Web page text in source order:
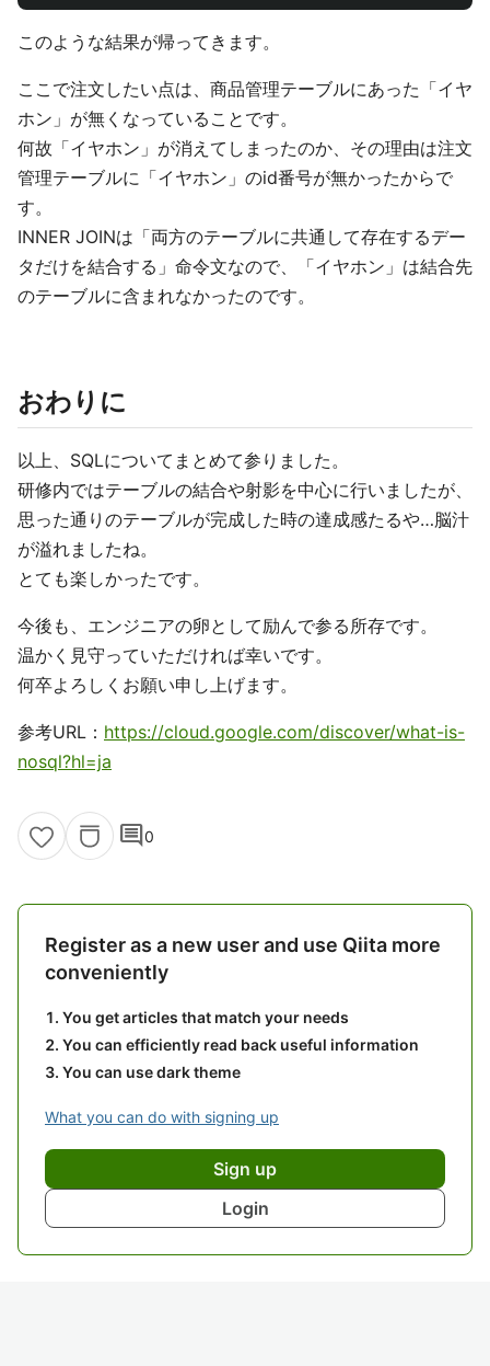
このような結果が帰ってきます。
ここで注文したい点は、商品管理テーブルにあった「イヤ
ホン」が無くなっていることです。
何故「イヤホン」が消えてしまったのか、その理由は注文
管理テーブルに「イヤホン」のid番号が無かったからで
す。
INNER JOINは「両方のテーブルに共通して存在するデー
タだけを結合する」命令文なので、「イヤホン」は結合先
のテーブルに含まれなかったのです。
おわりに
以上、SQLについてまとめて参りました。
研修内ではテーブルの結合や射影を中心に行いましたが、
思った通りのテーブルが完成した時の達成感たるや…脳汁
が溢れましたね。
とても楽しかったです。
今後も、エンジニアの卵として励んで参る所存です。
温かく見守っていただければ幸いです。
何卒よろしくお願い申し上げます。
参考URL： https://cloud.google.com/discover/what-is-
nosql?hl=ja
comment0
Register as a new user and use Qiita more
conveniently
You get articles that match your needs
You can efficiently read back useful information
You can use dark theme
What you can do with signing up
Sign up
Login